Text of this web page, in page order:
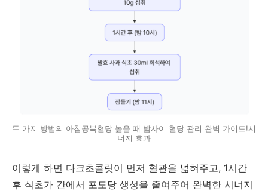
두 가지 방법의 아침공복혈당 높을 때 밤사이 혈당 관리 완벽 가이드!시
너지 효과
이렇게 하면 다크초콜릿이 먼저 혈관을 넓혀주고, 1시간
후 식초가 간에서 포도당 생성을 줄여주어 완벽한 시너지